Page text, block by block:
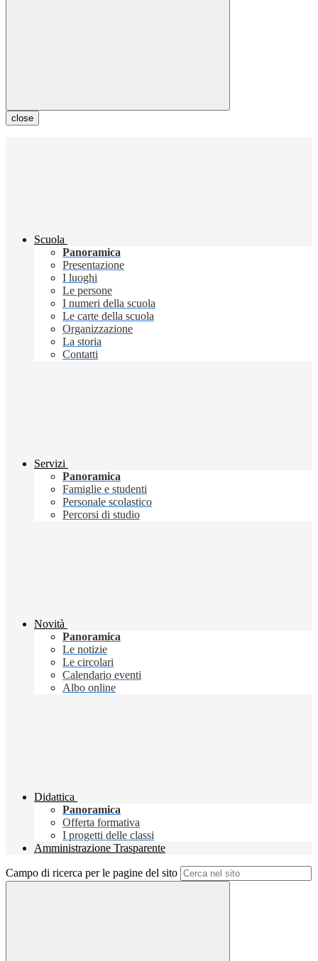
close
Scuola
Panoramica
Presentazione
I luoghi
Le persone
I numeri della scuola
Le carte della scuola
Organizzazione
La storia
Contatti
Servizi
Panoramica
Famiglie e studenti
Personale scolastico
Percorsi di studio
Novità
Panoramica
Le notizie
Le circolari
Calendario eventi
Albo online
Didattica
Panoramica
Offerta formativa
I progetti delle classi
Amministrazione Trasparente
Campo di ricerca per le pagine del sito